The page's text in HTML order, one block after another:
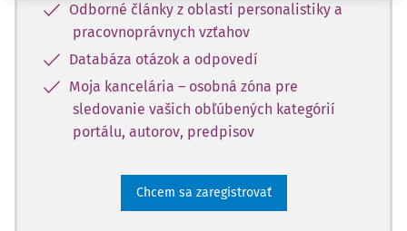
Odborné články z oblasti personalistiky a
pracovnoprávnych vzťahov
Databáza otázok a odpovedí
Moja kancelária – osobná zóna pre
sledovanie vašich obľúbených kategórií
portálu, autorov, predpisov
Chcem sa zaregistrovať